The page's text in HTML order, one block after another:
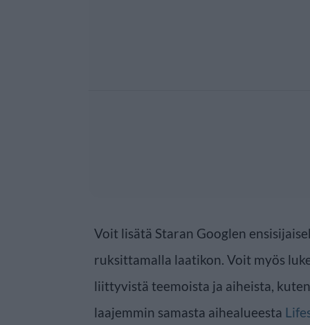
Voit lisätä Staran Googlen
ruksittamalla laatikon. Voit myös
liittyvistä teemoista ja aiheista, kuten
laajemmin samasta aihealueesta